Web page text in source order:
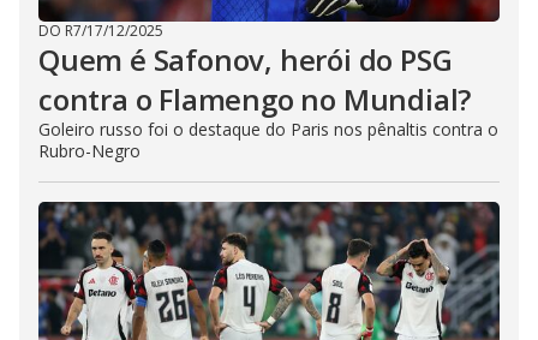
DO R7/17/12/2025
Quem é Safonov, herói do PSG
contra o Flamengo no Mundial?
Goleiro russo foi o destaque do Paris nos pênaltis contra o
Rubro-Negro